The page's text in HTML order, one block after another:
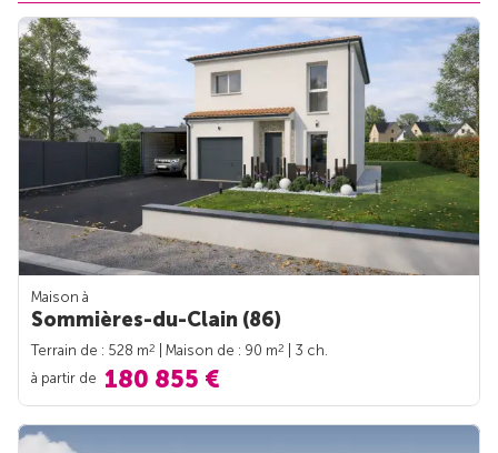
Maison à
Sommières-du-Clain (86)
Terrain de : 528 m2 | Maison de : 90 m2
| 3 ch.
à partir de 180 855 €